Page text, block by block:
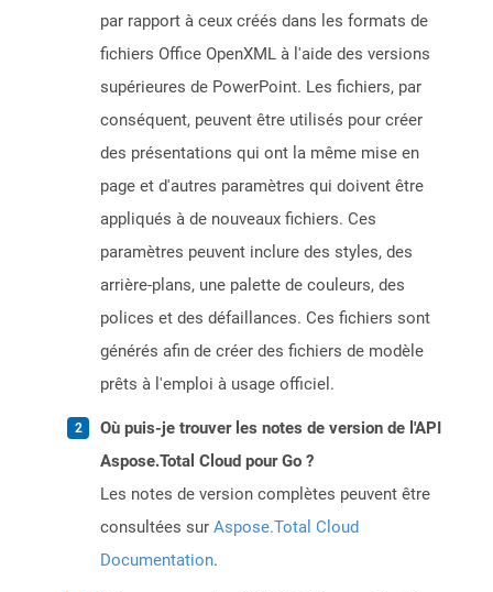
par rapport à ceux créés dans les formats de
fichiers Office OpenXML à l'aide des versions
supérieures de PowerPoint. Les fichiers, par
conséquent, peuvent être utilisés pour créer
des présentations qui ont la même mise en
page et d'autres paramètres qui doivent être
appliqués à de nouveaux fichiers. Ces
paramètres peuvent inclure des styles, des
arrière-plans, une palette de couleurs, des
polices et des défaillances. Ces fichiers sont
générés afin de créer des fichiers de modèle
prêts à l'emploi à usage officiel.
Où puis-je trouver les notes de version de l'API
Aspose.Total Cloud pour Go ?
Les notes de version complètes peuvent être
consultées sur Aspose.Total Cloud
Documentation.